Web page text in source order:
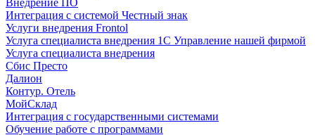
Внедрение ПО
Интеграция с системой Честный знак
Услуги внедрения Frontol
Услуга специалиста внедрения 1С Управление нашей фирмой
Услуга специалиста внедрения
Сбис Престо
Далион
Контур. Отель
МойСклад
Интеграция с государственными системами
Обучение работе с программами